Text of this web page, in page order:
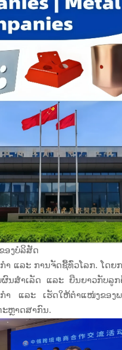
ອງບໍລິສັດ
ແລະ ການຈັດຊື້ທົ່ວໂລກ. ໂດຍ
ນສຳເລັດ ແລະ ຍືນຍາວກັບລູ
ຳ ແລະ ເຮັດໃຫ້ຕຳແໜ່ງຂອງ
ະຫຼາດສາກົນ.